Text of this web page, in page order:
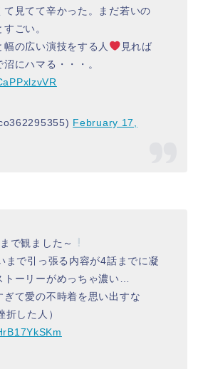
て見てて辛かった。まだ若いの
ごい。
の広い演技をする人
見れば
にハマる・・・。
February 17,
で観ました～
まで引っ張る内容が4話までに凝
トーリーがめっちゃ濃い…
ぎて愛の不時着を思い出すな
折した人）